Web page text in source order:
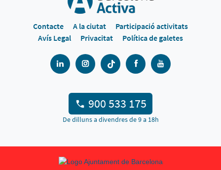
Contacte A la ciutat
Participació activitats
Avís Legal
Privacitat Política de galetes
900 533 175
De dilluns a divendres de 9 a 18h